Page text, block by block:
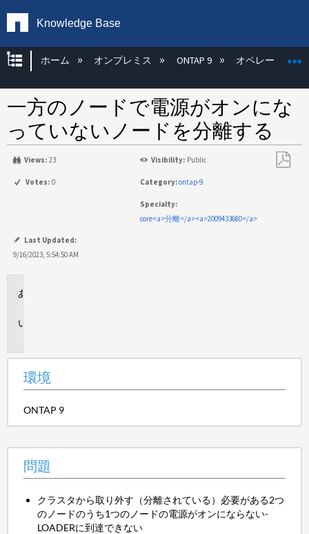
Knowledge Base
グローバル階層を展開/折りたたむ
ホーム オンプレミス ONTAP 9 オペレーティン
一方のノードで電源がオンにな
っていないノードを分離する
Views: 23 Visibility: Public
Votes: 0 Category:ontap-9
Specialty:
core<a>分離</a><a>2009433680</a>
Last Updated:
9/16/2023, 5:54:50 AM
環境
ONTAP 9
問題
クラスタから取り外す（分離されている）必要がある2つ
のノードのうち1つのノードの電源がオンにならない-
LOADERに到達できない